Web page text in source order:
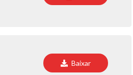
Baixar